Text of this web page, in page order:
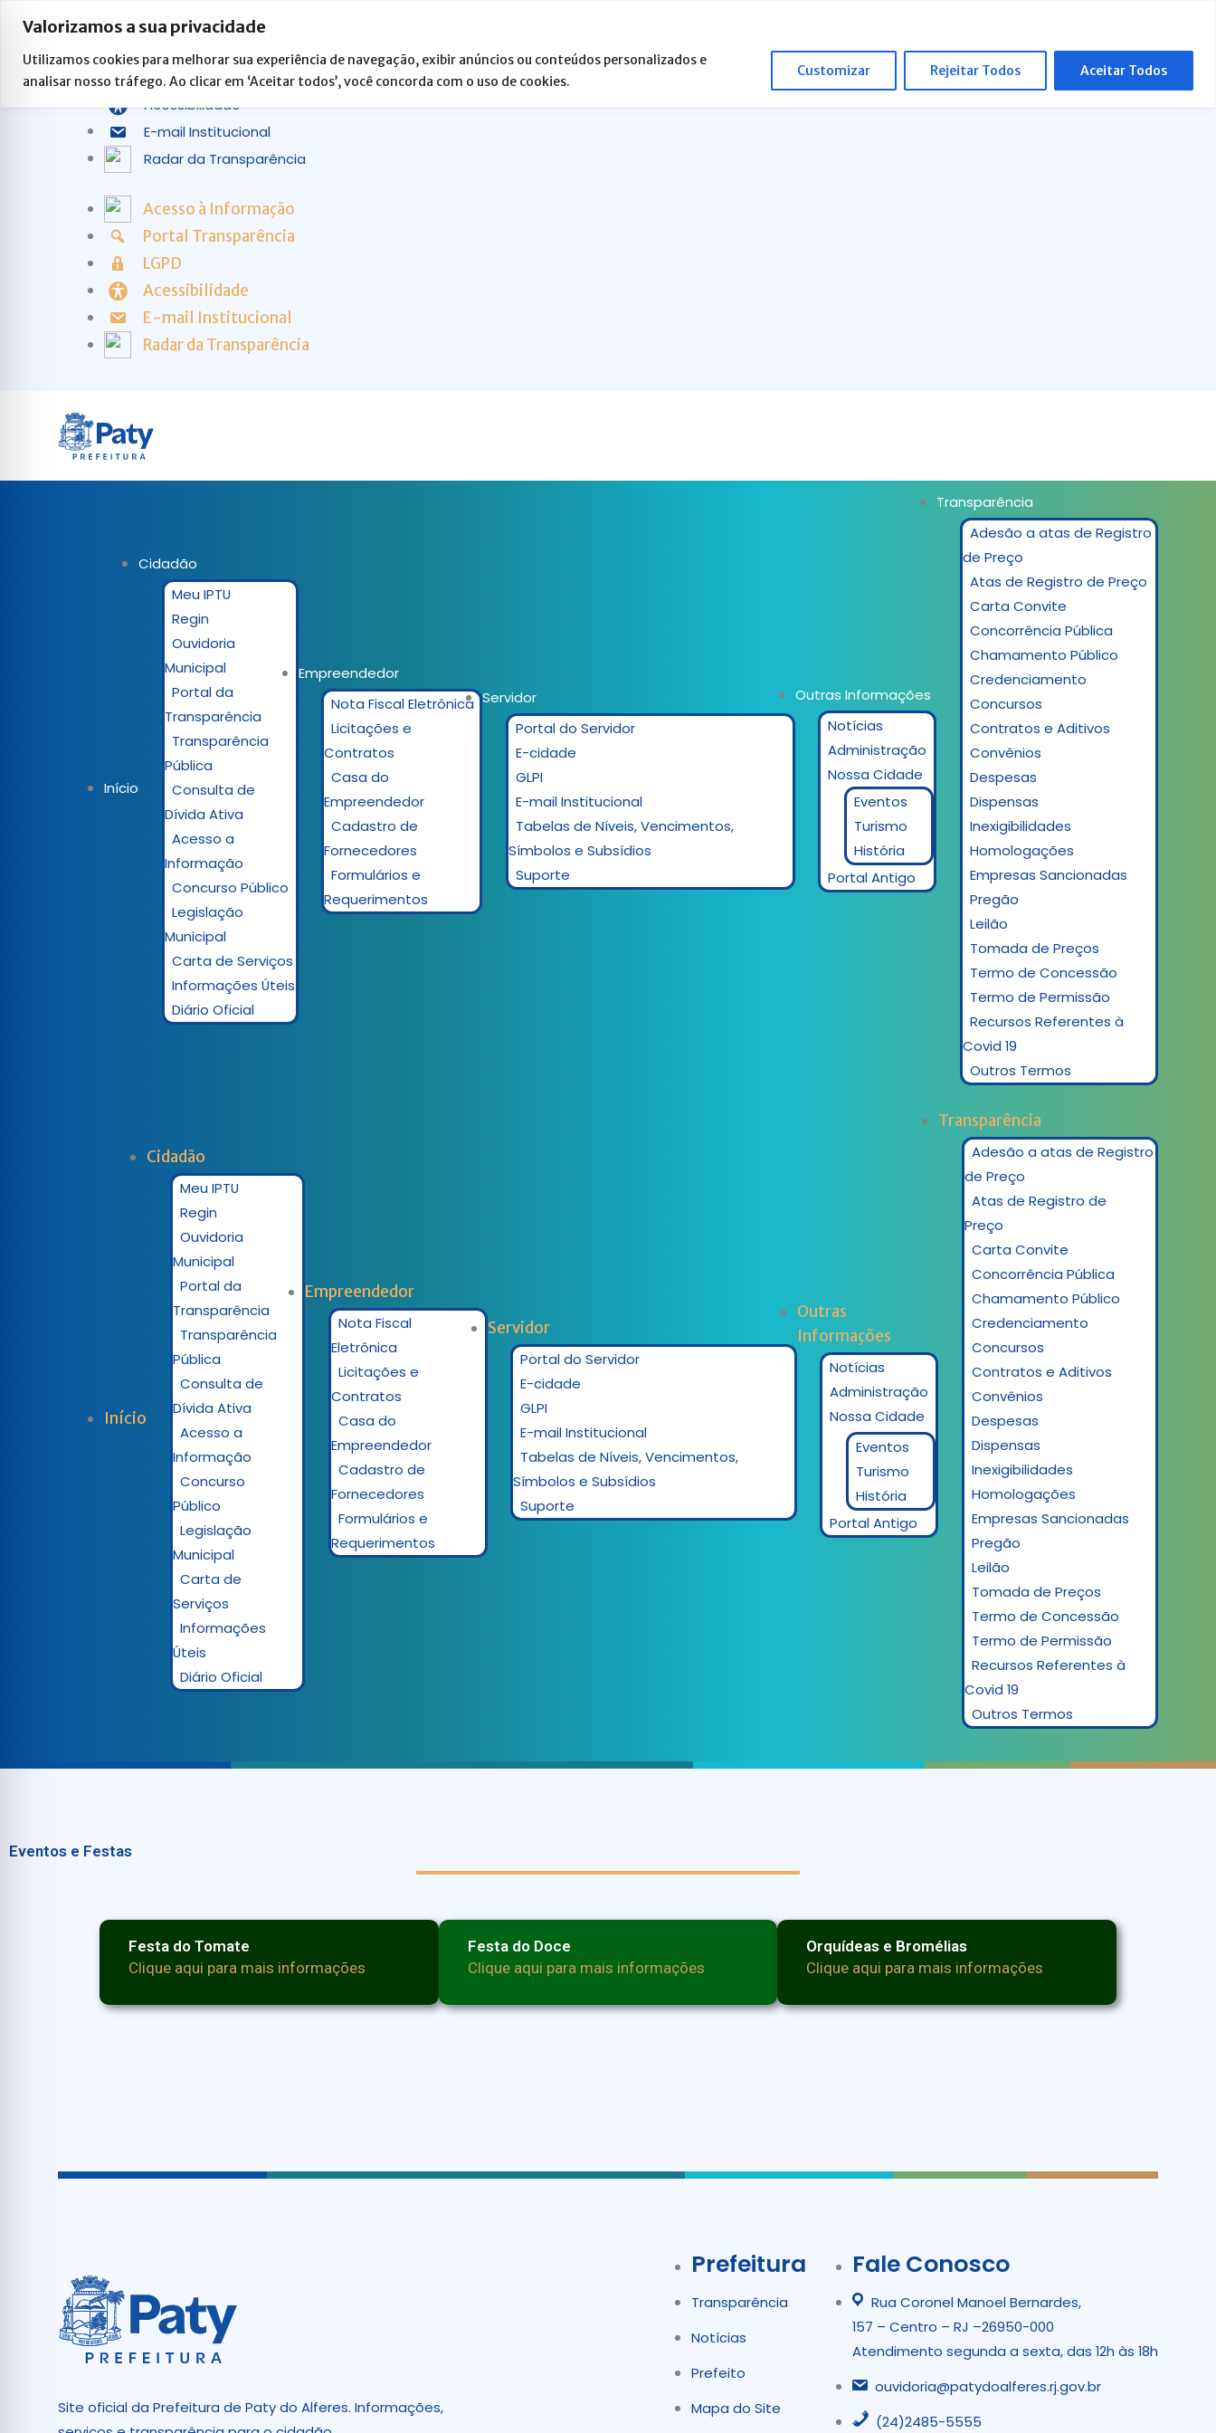
Valorizamos a sua privacidade
Utilizamos cookies para melhorar sua experiência de navegação, exibir anúncios ou conteúdos personalizados e
analisar nosso tráfego. Ao clicar em ‘Aceitar todos’, você concorda com o uso de cookies.
Customizar Rejeitar Todos Aceitar Todos
para
conteúdo
Acesso à Informação
Portal Transparência
LGPD
Acessibilidade
E-mail Institucional
Radar da Transparência
Acesso à Informação
Portal Transparência
LGPD
Acessibilidade
E-mail Institucional
Radar da Transparência
Início
Cidadão
Meu IPTU
Regin
Ouvidoria
Municipal
Portal da
Transparência
Transparência
Pública
Consulta de
Dívida Ativa
Acesso a
Informação
Concurso Público
Legislação
Municipal
Carta de Serviços
Informações Úteis
Diário Oficial
Empreendedor
Nota Fiscal Eletrônica
Licitações e
Contratos
Casa do
Empreendedor
Cadastro de
Fornecedores
Formulários e
Requerimentos
Servidor
Portal do Servidor
E-cidade
GLPI
E-mail Institucional
Tabelas de Níveis, Vencimentos,
Símbolos e Subsídios
Suporte
Outras Informações
Notícias
Administração
Nossa Cidade
Eventos
Turismo
História
Portal Antigo
Transparência
Adesão a atas de Registro
de Preço
Atas de Registro de Preço
Carta Convite
Concorrência Pública
Chamamento Público
Credenciamento
Concursos
Contratos e Aditivos
Convênios
Despesas
Dispensas
Inexigibilidades
Homologações
Empresas Sancionadas
Pregão
Leilão
Tomada de Preços
Termo de Concessão
Termo de Permissão
Recursos Referentes à
Covid 19
Outros Termos
Início
Cidadão
Meu IPTU
Regin
Ouvidoria
Municipal
Portal da
Transparência
Transparência
Pública
Consulta de
Dívida Ativa
Acesso a
Informação
Concurso
Público
Legislação
Municipal
Carta de
Serviços
Informações
Úteis
Diário Oficial
Empreendedor
Nota Fiscal
Eletrônica
Licitações e
Contratos
Casa do
Empreendedor
Cadastro de
Fornecedores
Formulários e
Requerimentos
Servidor
Portal do Servidor
E-cidade
GLPI
E-mail Institucional
Tabelas de Níveis, Vencimentos,
Símbolos e Subsídios
Suporte
Outras
Informações
Notícias
Administração
Nossa Cidade
Eventos
Turismo
História
Portal Antigo
Transparência
Adesão a atas de Registro
de Preço
Atas de Registro de
Preço
Carta Convite
Concorrência Pública
Chamamento Público
Credenciamento
Concursos
Contratos e Aditivos
Convênios
Despesas
Dispensas
Inexigibilidades
Homologações
Empresas Sancionadas
Pregão
Leilão
Tomada de Preços
Termo de Concessão
Termo de Permissão
Recursos Referentes à
Covid 19
Outros Termos
Eventos e Festas
Festa do Tomate
Clique aqui para mais informações
Festa do Doce
Clique aqui para mais informações
Orquídeas e Bromélias
Clique aqui para mais informações
Site oficial da Prefeitura de Paty do Alferes. Informações,
Prefeitura
Transparência
Notícias
Prefeito
Mapa do Site
Fale Conosco
Rua Coronel Manoel Bernardes,
157 – Centro – RJ –26950-000
Atendimento segunda a sexta, das 12h às 18h
ouvidoria@patydoalferes.rj.gov.br
(24)2485-5555